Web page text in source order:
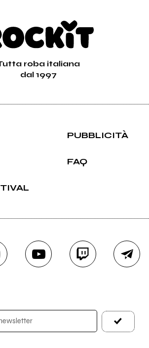
roba italiana
dal 1997
PUBBLICITÀ
FAQ